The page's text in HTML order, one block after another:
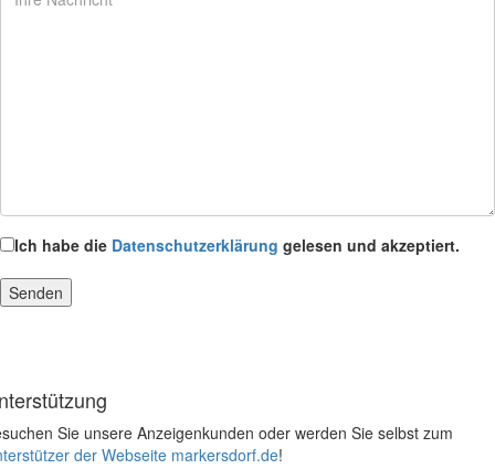
Ich habe die Datenschutzerklärung gelesen und akzeptiert.
Sie unsere Anzeigenkunden oder werden Sie selbst zum
der Webseite markersdorf.de!